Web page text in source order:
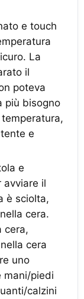
e touch
La
il
poteva
più bisogno
e
e
avviare il
è sciolta,
cera.
cera,
cera
uno
mani/piedi
calzini